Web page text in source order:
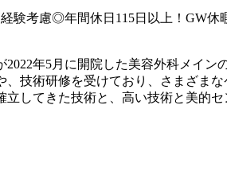
験考慮◎年間休日115日以上！GW
年5月に開院した美容外科メイン
、技術研修を受けており、さまざま
立してきた技術と、高い技術と美的